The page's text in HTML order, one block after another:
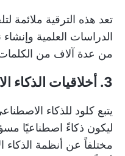
تعد هذه الترقية ملائمة
الدراسات العلمية
من عدة آلاف من
3. أخلاقيات الذكاء الاصطناعي الدستوري
يتبع كلود للذكاء
ليكون ذكاءً اصطناعيًا
مختلفاً عن أنظمة الذكاء